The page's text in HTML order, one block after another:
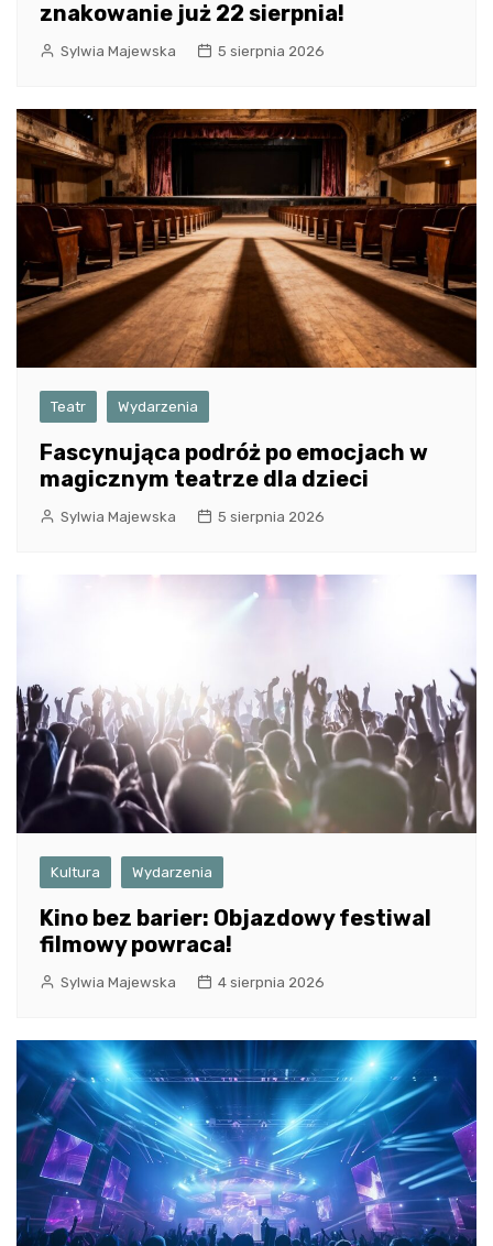
znakowanie już 22 sierpnia!
Sylwia Majewska 5 sierpnia 2026
Teatr Wydarzenia
Fascynująca podróż po emocjach w
magicznym teatrze dla dzieci
Sylwia Majewska 5 sierpnia 2026
Kultura Wydarzenia
Kino bez barier: Objazdowy festiwal
filmowy powraca!
Sylwia Majewska 4 sierpnia 2026